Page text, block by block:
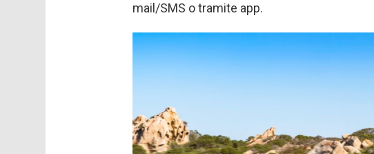
mail/SMS o tramite app.